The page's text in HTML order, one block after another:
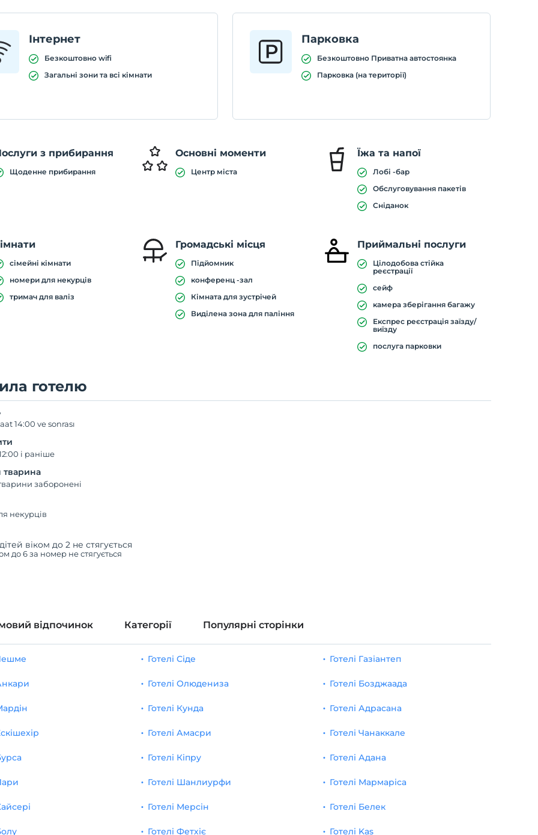
Інтернет
Безкоштовно wifi
Загальні зони та всі кімнати
Парковка
Безкоштовно Приватна автостоянка
Парковка (на території)
з прибирання
Щоденне прибирання
Основні моменти
Центр міста
Їжа та напої
Лобі -бар
Обслуговування пакетів
Сніданок
сімейні кімнати
номери для некурців
тримач для валіз
Громадські місця
Підйомник
конференц -зал
Кімната для зустрічей
Виділена зона для паління
Приймальні послуги
Цілодобова стійка
реєстрації
сейф
камера зберігання багажу
Експрес реєстрація заїзду/
виїзду
послуга парковки
готелю
14:00 ve sonrası
і раніше
заборонені
некурців
віком до 2 не стягується
до 6 за номер не стягується
відпочинок Категорії Популярні сторінки
Готелі Сіде
Готелі Олюдениза
Готелі Кунда
Готелі Амасри
Готелі Кіпру
Готелі Газіантеп
Готелі Бозджаада
Готелі Адрасана
Готелі Чанаккале
Готелі Адана
Готелі Шанлиурфи
Готелі Мерсін
Готелі Фетхіє
Готелі Мармаріса
Готелі Белек
Готелі Kas